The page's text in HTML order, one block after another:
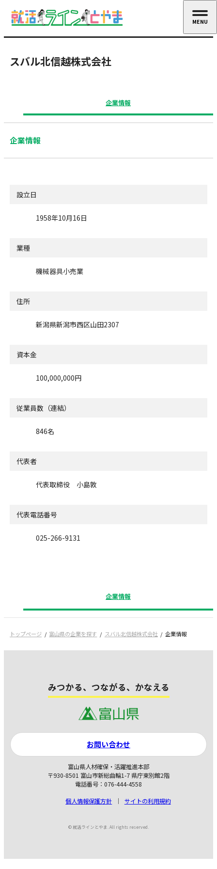
スバル北信越株式会社
企業情報
企業情報
設立日
1958年10月16日
業種
機械器具小売業
住所
新潟県新潟市西区山田2307
資本金
100,000,000円
従業員数（連結）
846名
代表者
代表取締役 小島敦
代表電話番号
025-266-9131
企業情報
トップページ 富山県の企業を探す スバル北信越株式会社 企業情報
みつかる、つながる、かなえる
富山県人材確保・活躍推進本部
〒930-8501 富山市新総曲輪1-7 県庁東別館2階
電話番号：076-444-4558
個人情報保護方針
サイトの利用規約
お問い合わせ
© 就活ラインとやま. All rights reserved.
MENU